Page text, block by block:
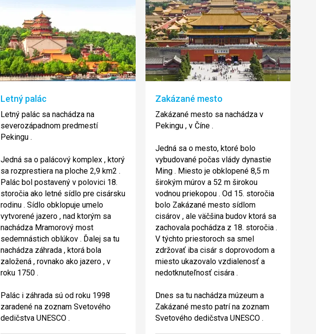
Letný palác
Letný palác sa nachádza na
severozápadnom predmestí
Pekingu .
Jedná sa o palácový komplex , ktorý
sa rozprestiera na ploche 2,9 km2 .
Palác bol postavený v polovici 18.
storočia ako letné sídlo pre cisársku
rodinu . Sídlo obklopuje umelo
vytvorené jazero , nad ktorým sa
nachádza Mramorový most
sedemnástich oblúkov . Ďalej sa tu
nachádza záhrada , ktorá bola
založená , rovnako ako jazero , v
roku 1750 .
Palác i záhrada sú od roku 1998
zaradené na zoznam Svetového
dedičstva UNESCO .
Zakázané mesto
Zakázané mesto sa nachádza v
Pekingu , v Číne .
Jedná sa o mesto, ktoré bolo
vybudované počas vlády dynastie
Ming . Miesto je obklopené 8,5 m
širokým múrov a 52 m širokou
vodnou priekopou . Od 15. storočia
bolo Zakázané mesto sídlom
cisárov , ale väčšina budov ktorá sa
zachovala pochádza z 18. storočia .
V týchto priestoroch sa smel
zdržovať iba cisár s doprovodom a
miesto ukazovalo vzdialenosť a
nedotknuteľnosť cisára .
Dnes sa tu nachádza múzeum a
Zakázané mesto patrí na zoznam
Svetového dedičstva UNESCO .